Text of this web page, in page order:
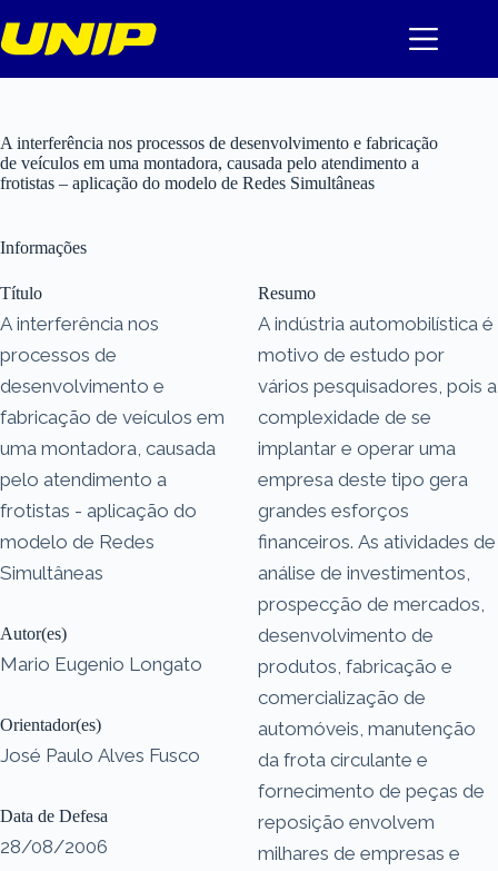
para
o
A interferência nos processos de desenvolvimento e fabricação
de veículos em uma montadora, causada pelo atendimento a
frotistas – aplicação do modelo de Redes Simultâneas
Informações
Título
A interferência nos
processos de
desenvolvimento e
fabricação de veículos em
uma montadora, causada
pelo atendimento a
frotistas - aplicação do
modelo de Redes
Simultâneas
Autor(es)
Mario Eugenio Longato
Orientador(es)
José Paulo Alves Fusco
Data de Defesa
28/08/2006
Resumo
A indústria automobilística é
motivo de estudo por
vários pesquisadores, pois a
complexidade de se
implantar e operar uma
empresa deste tipo gera
grandes esforços
financeiros. As atividades de
análise de investimentos,
prospecção de mercados,
desenvolvimento de
produtos, fabricação e
comercialização de
automóveis, manutenção
da frota circulante e
fornecimento de peças de
reposição envolvem
milhares de empresas e